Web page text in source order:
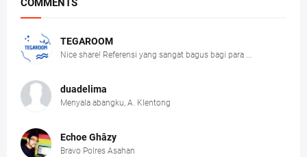
COMMENTS
TEGAROOM
Nice share! Referensi yang sangat bagus bagi para ...
duadelima
Menyala abangku, A. Klentong
Echoe Ghâzy
Bravo Polres Asahan